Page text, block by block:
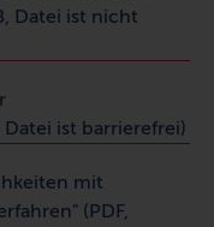
Datei ist nicht
ist barrierefrei)
mit
(PDF,